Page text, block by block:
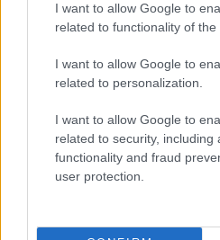
I want to allow Google to
related to functionality of the
I want to allow Google to
related to personalization.
I want to allow Google to
related to security, including
functionality and fraud
user protection.
William, Kate e i principini in
Francesca Lombardi · 2 Ago 2026
GAMING NEWS